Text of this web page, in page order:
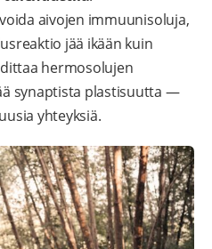
aivojen immuunisoluja,
jää ikään kuin
hermosolujen
synaptista plastisuutta —
yhteyksiä.